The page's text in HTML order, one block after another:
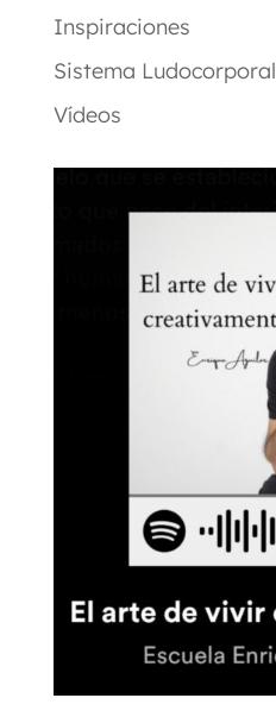
Inspiraciones
Sistema Ludocorporal
Vídeos